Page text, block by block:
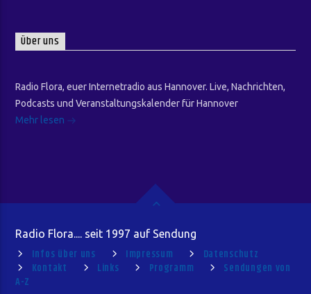
Über uns
Radio Flora, euer Internetradio aus Hannover. Live, Nachrichten,
Podcasts und Veranstaltungskalender für Hannover
Mehr lesen
Radio Flora.... seit 1997 auf Sendung
Infos über uns Impressum
Datenschutz
Kontakt
Links Programm
Sendungen von
A-Z